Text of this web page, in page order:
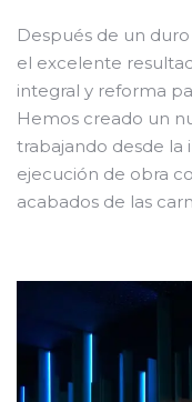
Después de un
el excelente
integral y reforma
Hemos creado un
trabajando desde la
ejecución de obra
acabados de las